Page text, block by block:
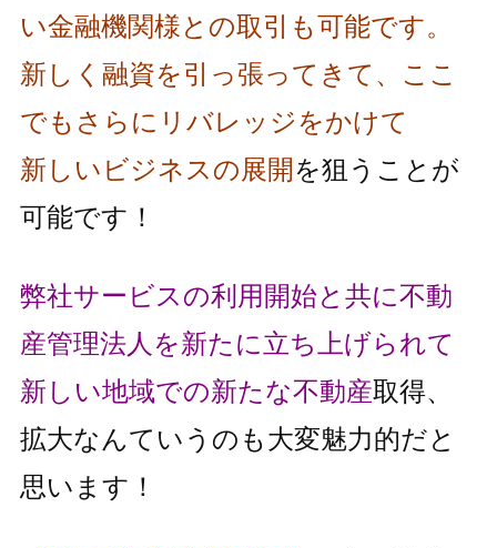
い金融機関様との取引も可能です。
新しく融資を引っ張ってきて、ここ
でもさらにリバレッジをかけて
新しいビジネスの展開を狙うことが
可能です！
弊社サービスの利用開始と共に不動
産管理法人を新たに立ち上げられて
新しい地域での新たな不動産取得、
拡大なんていうのも大変魅力的だと
思います！